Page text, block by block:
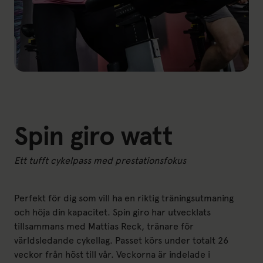
Spin giro watt
Ett tufft cykelpass med prestationsfokus
Perfekt för dig som vill ha en riktig träningsutmaning
och höja din kapacitet. Spin giro har utvecklats
tillsammans med Mattias Reck, tränare för
världsledande cykellag. Passet körs under totalt 26
veckor från höst till vår. Veckorna är indelade i